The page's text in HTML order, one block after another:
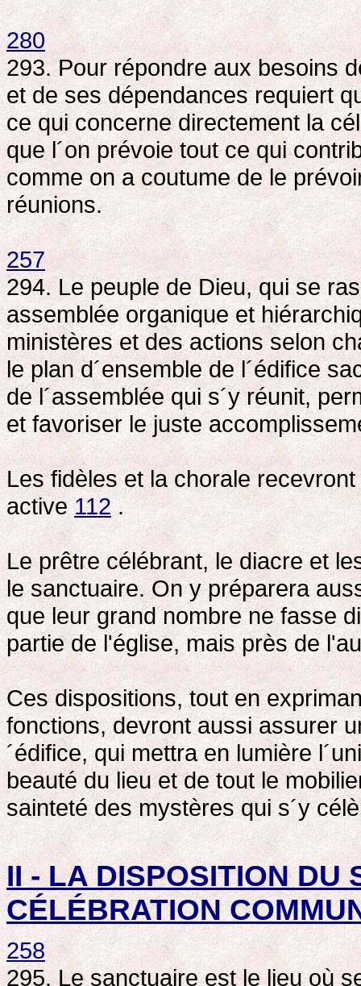
280
293. Pour répondre aux besoins
et de ses dépendances requiert
ce qui concerne directement la
que l´on prévoie tout ce qui
comme on a coutume de le
réunions.
257
294. Le peuple de Dieu, qui se
assemblée organique et
ministères et des actions selon
le plan d´ensemble de l´édifice
de l´assemblée qui s´y réunit,
et favoriser le juste
Les fidèles et la chorale
active112.
Le prêtre célébrant, le diacre et
le sanctuaire. On y préparera
que leur grand nombre ne fasse
partie de l'église, mais près de
Ces dispositions, tout en
fonctions, devront aussi assurer
´édifice, qui mettra en lumière
beauté du lieu et de tout le
sainteté des mystères qui s´y
II - LA DISPOSITION DU
CÉLÉBRATION
258
295. Le sanctuaire est le lieu où